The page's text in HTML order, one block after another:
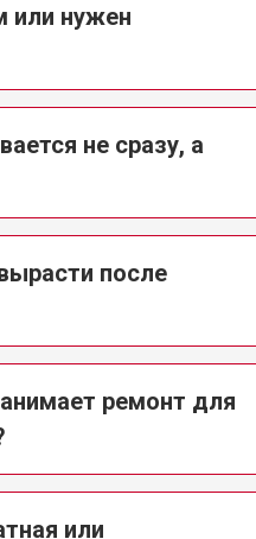
или нужен
не сразу, а
после
ремонт для
или